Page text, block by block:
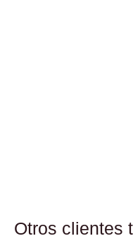
Otros clientes